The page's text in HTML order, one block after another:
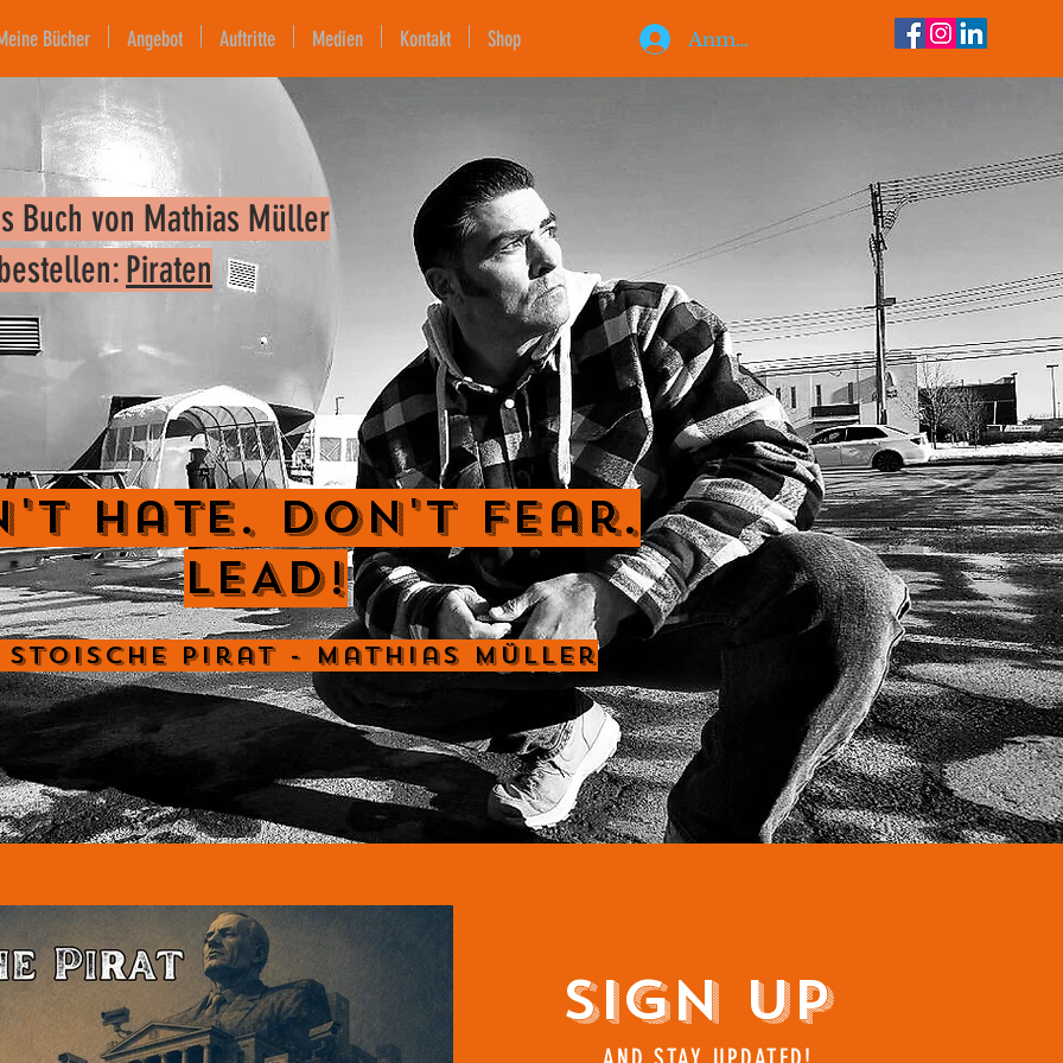
Anmelden
Buch von Mathias Müller
Piraten
Hate. Don't Fear.
LEAD!
Stoische Pirat - Mathias Müller
Sign Up
Bücher Angebot Auftritte Medien Kontakt Shop